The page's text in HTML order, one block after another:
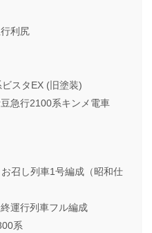
利尻
スタEX (旧塗装)
急行2100系キンメ電車
召し列車1号編成（昭和仕
運行列車フル編成
系